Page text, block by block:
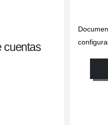
cuentas